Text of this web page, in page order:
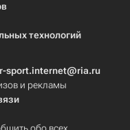
технологий
r-sport.internet@ria.ru
и рекламы